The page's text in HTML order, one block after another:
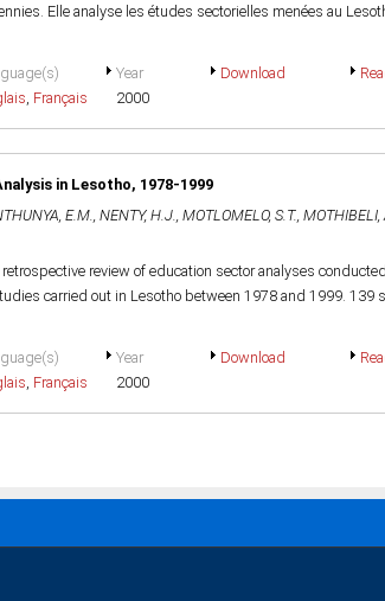
Elle analyse les études sectorielles menées au
, Français
Year
2000
Download
in Lesotho, 1978-1999
E.M., NENTY, H.J., MOTLOMELO, S.T., MOTHIBELI,
review of education sector analyses
carried out in Lesotho between 1978 and 1999. 139
, Français
Year
2000
Download